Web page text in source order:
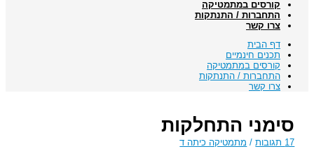
קורסים במתמטיקה
התחברות / התנתקות
צרו קשר
דף הבית
תכנים חינמיים
קורסים במתמטיקה
התחברות / התנתקות
צרו קשר
סימני התחלקות
17 תגובות / מתמטיקה כיתה ד